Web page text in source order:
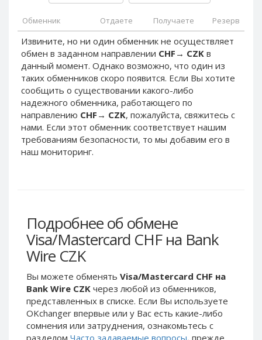
Обменник Отдаете Получаете Резерв
Извините, но ни один обменник не осуществляет
обмен в заданном направлении CHF → CZK в
данный момент. Однако возможно, что один из
таких обменников скоро появится. Если Вы хотите
сообщить о существовании какого-либо
надежного обменника, работающего по
направлению CHF → CZK, пожалуйста, свяжитесь с
нами. Если этот обменник соответствует нашим
требованиям безопасности, то мы добавим его в
наш мониторинг.
Подробнее об обмене
Visa/Mastercard CHF на Bank
Wire CZK
Вы можете обменять Visa/Mastercard CHF на
Bank Wire CZK через любой из обменников,
представленных в списке. Если Вы используете
OKchanger впервые или у Вас есть какие-либо
сомнения или затруднения, ознакомьтесь с
разделом Часто задаваемые вопросы, прежде
PayPal SEK
PayPal CHF
PayPal MYR
Webmoney WMZ
Webmoney WMR
Webmoney WME
Webmoney WMU
Webmoney WMK
Skril EUR
Skril INR
Skril PLN
Skril GBP
Skril AUD
Skril NOK
Skril SEK
PayPal SEK
PayPal CHF
PayPal MYR
Webmoney WMZ
Webmoney WMR
Webmoney WME
Webmoney WMU
Webmoney WMK
Skril EUR
Skril INR
Skril GBP
Skril AUD
Skril NOK
Skril SEK